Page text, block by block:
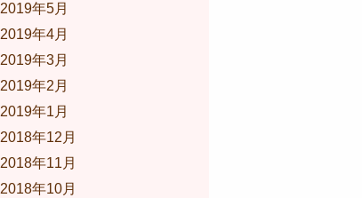
2019年5月
2019年4月
2019年3月
2019年2月
2019年1月
2018年12月
2018年11月
2018年10月